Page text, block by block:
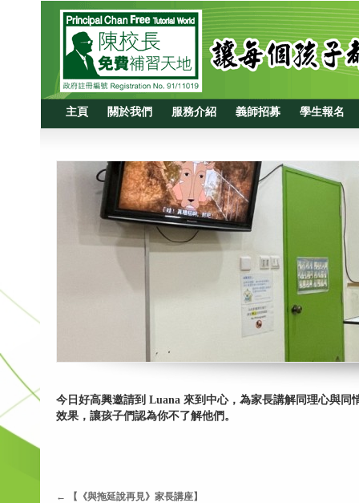
主頁 關於我們 服務介紹 義師招募 學生報名
今日好高興邀請到 Luana 來到中心，為家長講解同理心與
效果，讓孩子們認為你不了解他們。
← 【《與拖延說再見》家長講座】